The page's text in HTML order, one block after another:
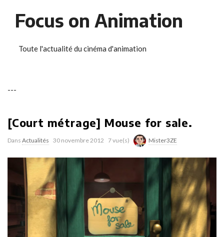
Focus on Animation
Toute l'actualité du cinéma d'animation
---
[Court métrage] Mouse for sale.
Dans Actualités 30 novembre 2012 7 vue(s) Mister3ZE